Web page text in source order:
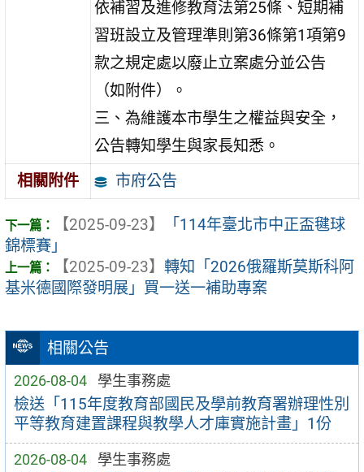
相關公告
2026-08-04 學生事務處
檢送「115年度教育部國民及學前教育署辦理性別
平等教育建置課程與教學人才庫實施計畫」1份
2026-08-04 學生事務處
依補習及進修教育法第25條、短期補
習班設立及管理準則第36條第1項第9
款之規定處以廢止立案處分並公告
（如附件）。
三、為維護本市學生之權益與安全，
公告轉知學生與家長知悉。
相關附件
市府公告
【2025-09-23】
「114年臺北市中正盃毽球
錦標賽」
【2025-09-23】 轉知「2026俄羅斯莫斯科阿
基米德國際發明展」買一送一補助專案